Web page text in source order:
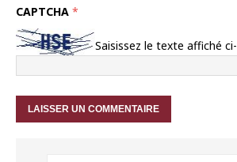
CAPTCHA *
Saisissez le texte affiché